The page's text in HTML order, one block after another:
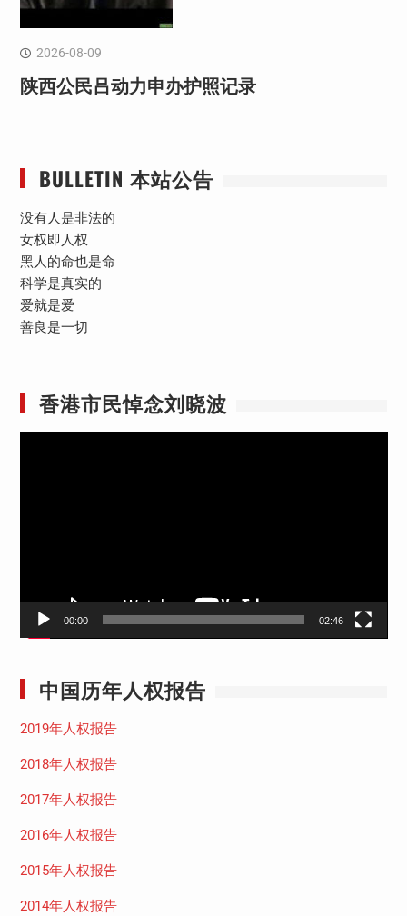
2026-08-09
陕西公民吕动力申办护照记录
BULLETIN 本站公告
没有人是非法的
女权即人权
黑人的命也是命
科学是真实的
爱就是爱
善良是一切
香港市民悼念刘晓波
00:00 02:46
中国历年人权报告
2019年人权报告
2018年人权报告
2017年人权报告
2016年人权报告
2015年人权报告
2014年人权报告